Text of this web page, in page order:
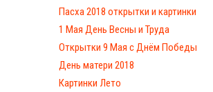
Пасха 2018 открытки и картинки
1 Мая День Весны и Труда
Открытки 9 Мая с Днём Победы
День матери 2018
Картинки Лето